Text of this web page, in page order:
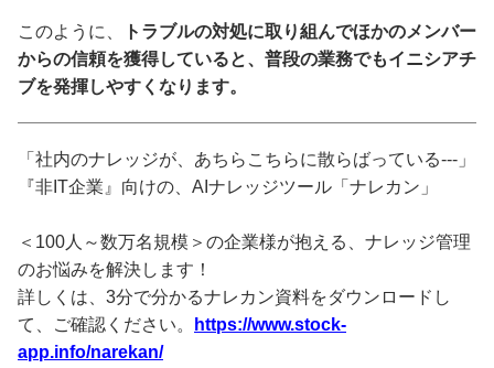
このように、
トラブルの対処に取り組んでほかのメンバー
からの信頼を獲得していると、普段の業務でもイニシアチ
ブを発揮しやすくなります。
「社内のナレッジが、あちらこちらに散らばっている---」
『非IT企業』向けの、AIナレッジツール「ナレカン」
＜100人～数万名規模＞の企業様が抱える、ナレッジ管理
のお悩みを解決します！
詳しくは、3分で分かるナレカン資料をダウンロードし
て、ご確認ください。
https://www.stock-
app.info/narekan/